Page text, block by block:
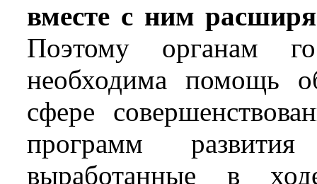
вместе с ним
Поэтому органам
необходима помощь
сфере
программ
выработанные в